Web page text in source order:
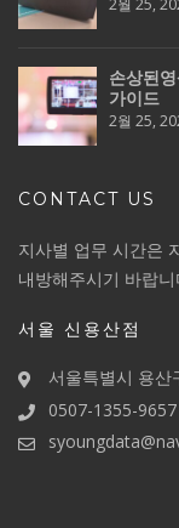
손상된
가이드
2월 25,
CONTACT US
지사별 업무 시간은
내방해주시기 바랍니
서울 신용산점
서울특별시 용산
0507-1355-9657